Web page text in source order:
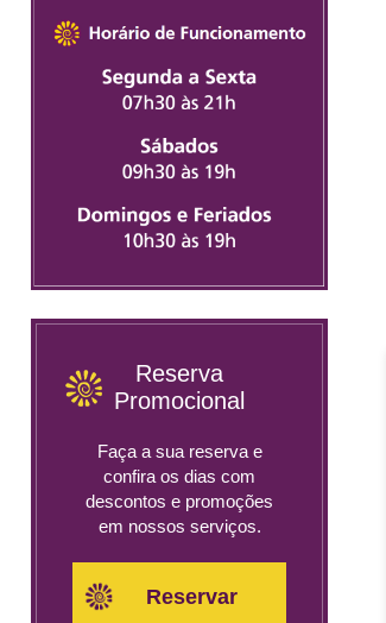
Reserva
Promocional
Faça a sua reserva e
confira os dias com
descontos e promoções
em nossos serviços.
Reservar